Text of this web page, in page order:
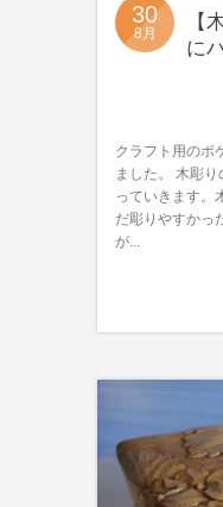
30
8月
【
に
クラフト用のポ
ました。 木彫
っていきます。
だ彫りやすかっ
が...